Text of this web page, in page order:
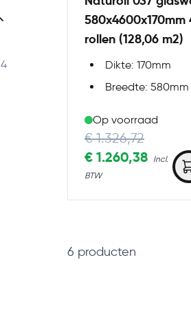
4products available
580x4600x170mm
rollen (128,06 m2)
Dikte: 170mm
Breedte: 580mm
Op voorraad
Special Price
€ 1.260,38
Regular Price
€ 1.326,72
6 producten